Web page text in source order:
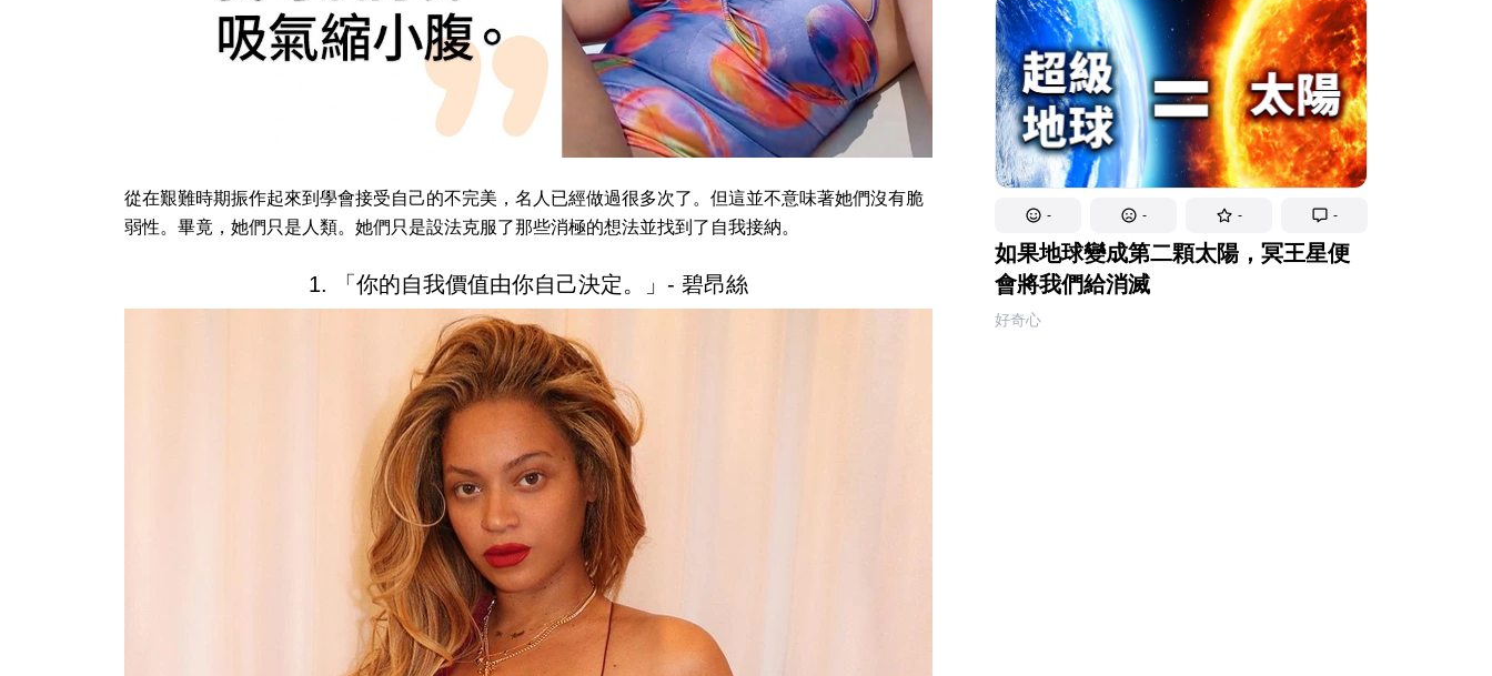
- - - -
如果地球變成第二顆太陽，冥王星便
會將我們給消滅
好奇心
從在艱難時期振作起來到學會接受自己的不完美，名人已經做過很多次了。但這並不意味著她們沒有脆
弱性。畢竟，她們只是人類。她們只是設法克服了那些消極的想法並找到了自我接納。
1. 「你的自我價值由你自己決定。」- 碧昂絲